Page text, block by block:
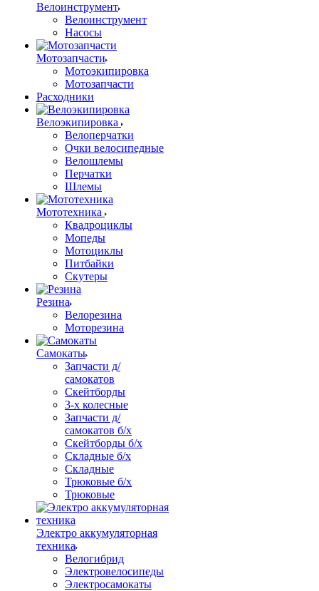
Велоинструмент
Велоинструмент
Насосы
Мотозапчасти
Мотоэкипировка
Мотозапчасти
Расходники
Велоэкипировка
Велоперчатки
Очки велосипедные
Велошлемы
Перчатки
Шлемы
Мототехника
Квадроциклы
Мопеды
Мотоциклы
Питбайки
Скутеры
Резина
Велорезина
Моторезина
Самокаты
Запчасти д/
самокатов
Скейтборды
3-х колесные
Запчасти д/
самокатов б/х
Скейтборды б/х
Складные б/х
Складные
Трюковые б/х
Трюковые
Электро аккумуляторная
техника
Велогибрид
Электровелосипеды
Электросамокаты